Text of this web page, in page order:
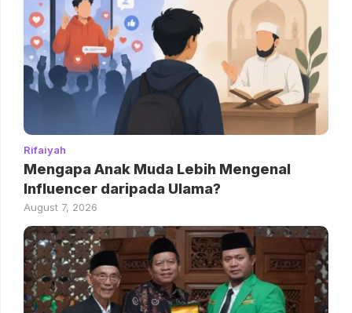
Rifaiyah
Mengapa Anak Muda Lebih Mengenal
Influencer daripada Ulama?
August 7, 2026